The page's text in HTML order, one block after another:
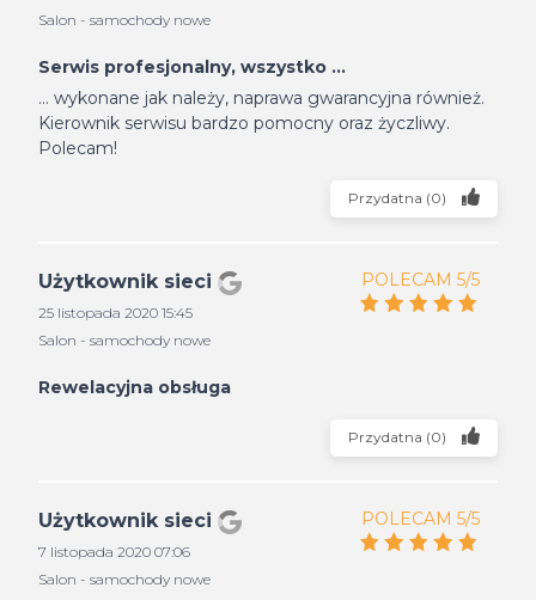
Salon - samochody nowe
Serwis profesjonalny, wszystko ...
... wykonane jak należy, naprawa gwarancyjna również.
Kierownik serwisu bardzo pomocny oraz życzliwy.
Polecam!
Przydatna (0)
Użytkownik sieci
25 listopada 2020 15:45
Salon - samochody nowe
POLECAM 5/5
Rewelacyjna obsługa
Przydatna (0)
Użytkownik sieci
7 listopada 2020 07:06
Salon - samochody nowe
POLECAM 5/5